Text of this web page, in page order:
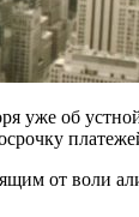
уже об
от